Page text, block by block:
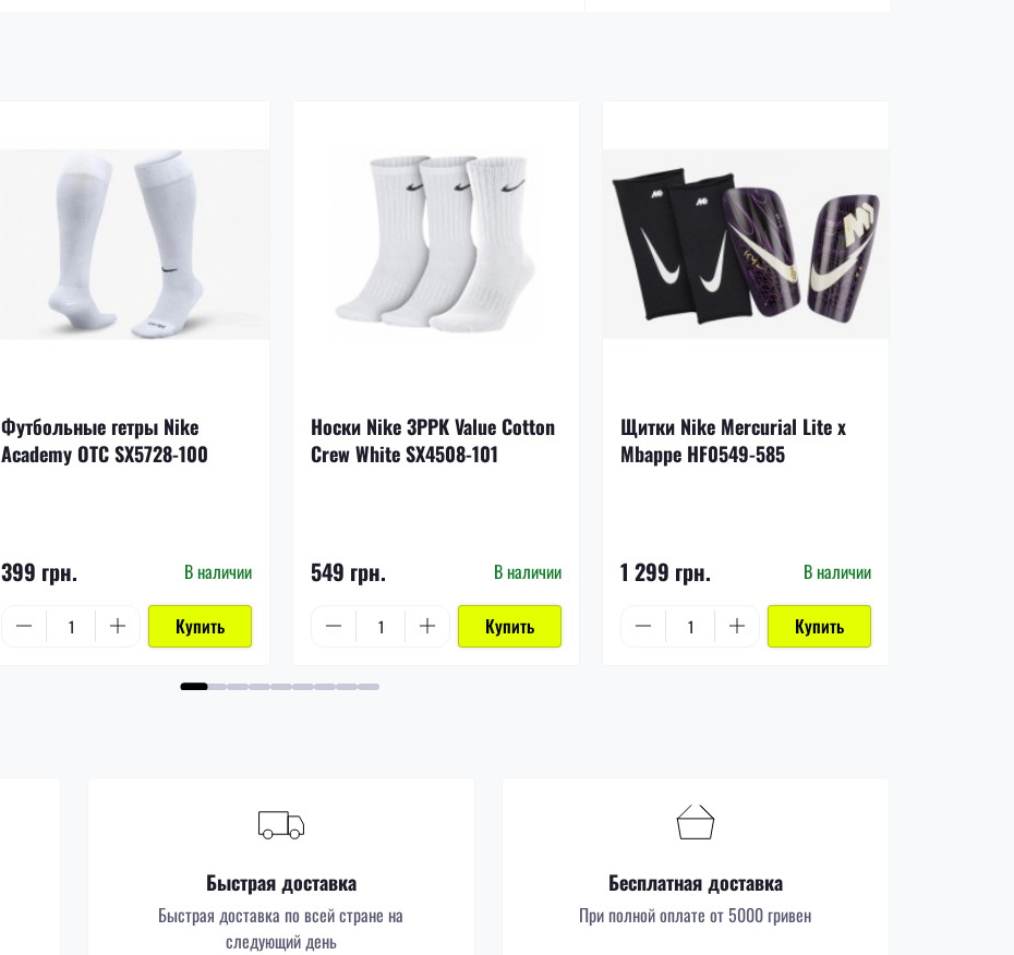
Футбольные гетры Nike
Academy OTC SX5728-100
399 грн. В наличии
Купить
Носки Nike 3PPK Value Cotton
Crew White SX4508-101
549 грн. В наличии
Купить
Щитки Nike Mercurial Lite x
Mbappe HF0549-585
1 299 грн. В наличии
Купить
Быстрая доставка
Быстрая доставка по всей стране на
следующий день
Бесплатная доставка
При полной оплате от 5000 гривен